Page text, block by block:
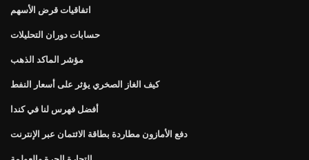
اتفاقيات قرض الأسهم
حسابات دوران التحليلات
مؤشر الماكد الذهب
كيف الغاز الصخري يؤثر على أسعار النفط
أفضل فهرس لنا في كندا
دفع الأمازون مطاردة بطاقة الائتمان عبر الإنترنت